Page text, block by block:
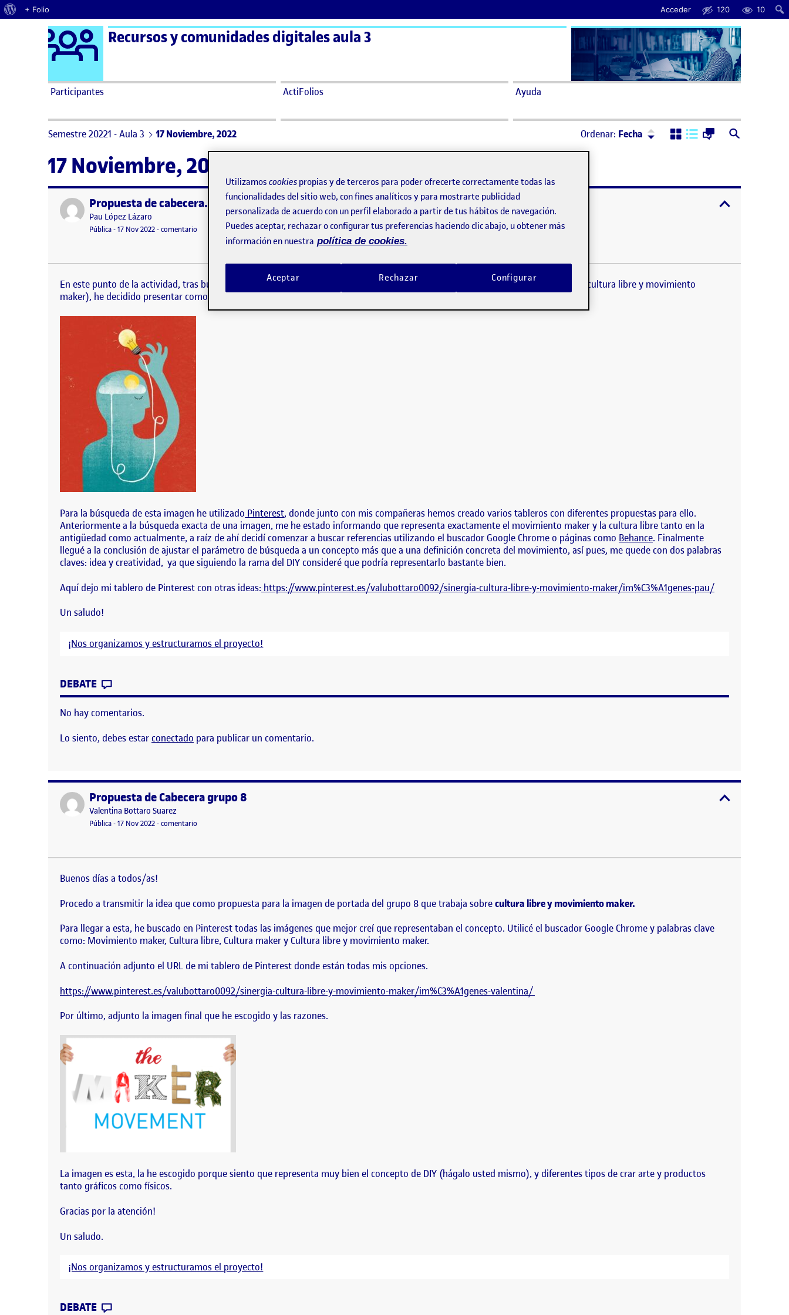
Acerca de WordPress
+ Folio Acceder 120 10
Saltar al contenido Logo Ágora
Recursos y comunidades digitales aula 3
Participantes ActiFolios Ayuda
Semestre 20221 - Aula 3 17 Noviembre, 2022 Ordenar: Fecha Ordenar:Descendente
17 Noviembre, 2022
Publicado porPropuesta de cabecera.
Publicado por
Pau López Lázaro
Visibilidad:
Pública-Fecha de publicación
17 Nov 2022-comentario en Propuesta de cabecera.
En este punto de la actividad, tras búsquedas de varias imágenes representativas para el tema que abordamos en este proyecto (cultura libre y movimiento maker), he
decidido presentar como elección final esta imagen: Para la búsqueda de esta imagen he utilizado Pinterest, donde junto con mis compañeras hemos…
En este punto de la actividad, tras búsquedas de varias imágenes representativas para el tema que abordamos en este proyecto (cultura libre y movimiento
maker), he decidido presentar como elección final esta imagen:
Para la búsqueda de esta imagen he utilizado Pinterest, donde junto con mis compañeras hemos creado varios tableros con diferentes propuestas para ello.
Anteriormente a la búsqueda exacta de una imagen, me he estado informando que representa exactamente el movimiento maker y la cultura libre tanto en la
antigüedad como actualmente, a raíz de ahí decidí comenzar a buscar referencias utilizando el buscador Google Chrome o páginas como Behance. Finalmente
llegué a la conclusión de ajustar el parámetro de búsqueda a un concepto más que a una definición concreta del movimiento, así pues, me quede con dos palabras
claves: idea y creatividad, ya que siguiendo la rama del DIY consideré que podría representarlo bastante bien.
Aquí dejo mi tablero de Pinterest con otras ideas: https://www.pinterest.es/valubottaro0092/sinergia-cultura-libre-y-movimiento-maker/im%C3%A1genes-pau/
Un saludo!
¡Nos organizamos y estructuramos el proyecto!
DEBATE
No hay comentarios.
Lo siento, debes estarconectado para publicar un comentario.
Publicado porPropuesta de Cabecera grupo 8
Publicado por
Valentina Bottaro Suarez
Visibilidad:
Pública-Fecha de publicación
17 Nov 202217 noviembre, 2022 1:57 pm
-comentario
Buenos días a todos/as! Procedo a transmitir la idea que como propuesta para la imagen de portada del grupo 8 que trabaja sobre cultura libre y movimiento maker. Para llegar
Buenos días a todos/as!
Procedo a transmitir la idea que como propuesta para la imagen de portada del grupo 8 que trabaja sobrecultura libre y movimiento maker.
Para llegar a esta, he buscado en Pinterest todas las imágenes que mejor creí que representaban el concepto. Utilicé el buscador Google Chrome y palabras clave
como: Movimiento maker, Cultura libre, Cultura maker y Cultura libre y movimiento maker.
A continuación adjunto el URL de mi tablero de Pinterest donde están todas mis opciones.
https://www.pinterest.es/valubottaro0092/sinergia-cultura-libre-y-movimiento-maker/im%C3%A1genes-valentina/
Por último, adjunto la imagen final que he escogido y las razones.
La imagen es esta, la he escogido porque siento que representa muy bien el concepto de DIY (hágalo usted mismo), y diferentes tipos de crar arte y productos
tanto gráficos como físicos.
Gracias por la atención!
Un saludo.
¡Nos organizamos y estructuramos el proyecto!
DEBATE
Utilizamos cookies propias y de terceros para poder ofrecerte correctamente todas las
funcionalidades del sitio web, con fines analíticos y para mostrarte publicidad
personalizada de acuerdo con un perfil elaborado a partir de tus hábitos de navegación.
Puedes aceptar, rechazar o configurar tus preferencias haciendo clic abajo, u obtener más
información en nuestra política de cookies.
Rechazar
Aceptar Configurar